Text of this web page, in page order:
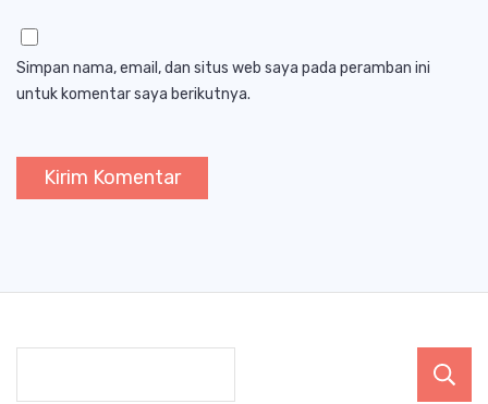
Simpan nama, email, dan situs web saya pada peramban ini
untuk komentar saya berikutnya.